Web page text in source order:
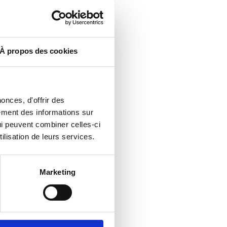
À propos des cookies
d'offrir des
des informations sur
peuvent combiner celles-ci
de leurs services.
Marketing
?